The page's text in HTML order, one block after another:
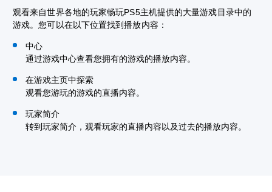
观看来自世界各地的玩家畅玩PS5主机提供的大量游戏目录中的
游戏。您可以在以下位置找到播放内容：
中心
通过游戏中心查看您拥有的游戏的播放内容。
在游戏主页中探索
观看您游玩的游戏的直播内容。
玩家简介
转到玩家简介，观看玩家的直播内容以及过去的播放内容。